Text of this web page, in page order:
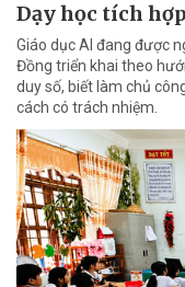
Dạy học tích
Giáo dục AI đang được
Đồng triển khai theo
duy số, biết làm chủ
cách có trách nhiệm.